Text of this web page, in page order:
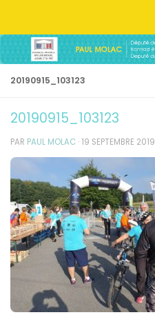
20190915_103123
20190915_103123
PAR PAUL MOLAC · 19 SEPTEMBRE 2019